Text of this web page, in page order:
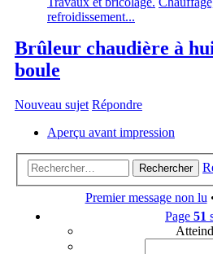
refroidissement...
Brûleur chaudière à
boule
Nouveau sujet Répondre
Aperçu avant impression
Rechercher
Premier message non lu
Page 51